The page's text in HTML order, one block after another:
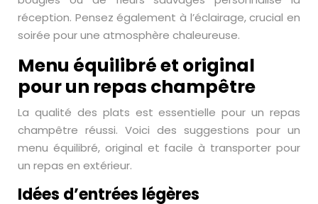
réception. Pensez également à l’éclairage, crucial en
soirée pour une atmosphère chaleureuse.
Menu équilibré et original
pour un repas champêtre
La qualité des plats est essentielle pour un repas
champêtre réussi. Voici des suggestions pour un
menu équilibré, original et facile à transporter pour
un repas en extérieur.
Idées d’entrées légères